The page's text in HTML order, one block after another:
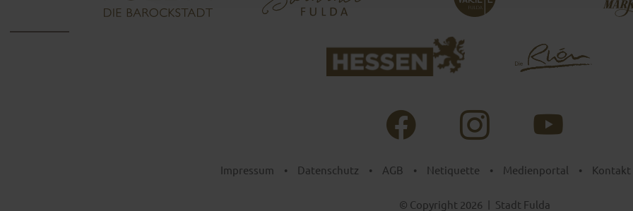
Impressum • Datenschutz • AGB • Netiquette • Medienportal • Kontakt
© Copyright 2026 | Stadt Fulda